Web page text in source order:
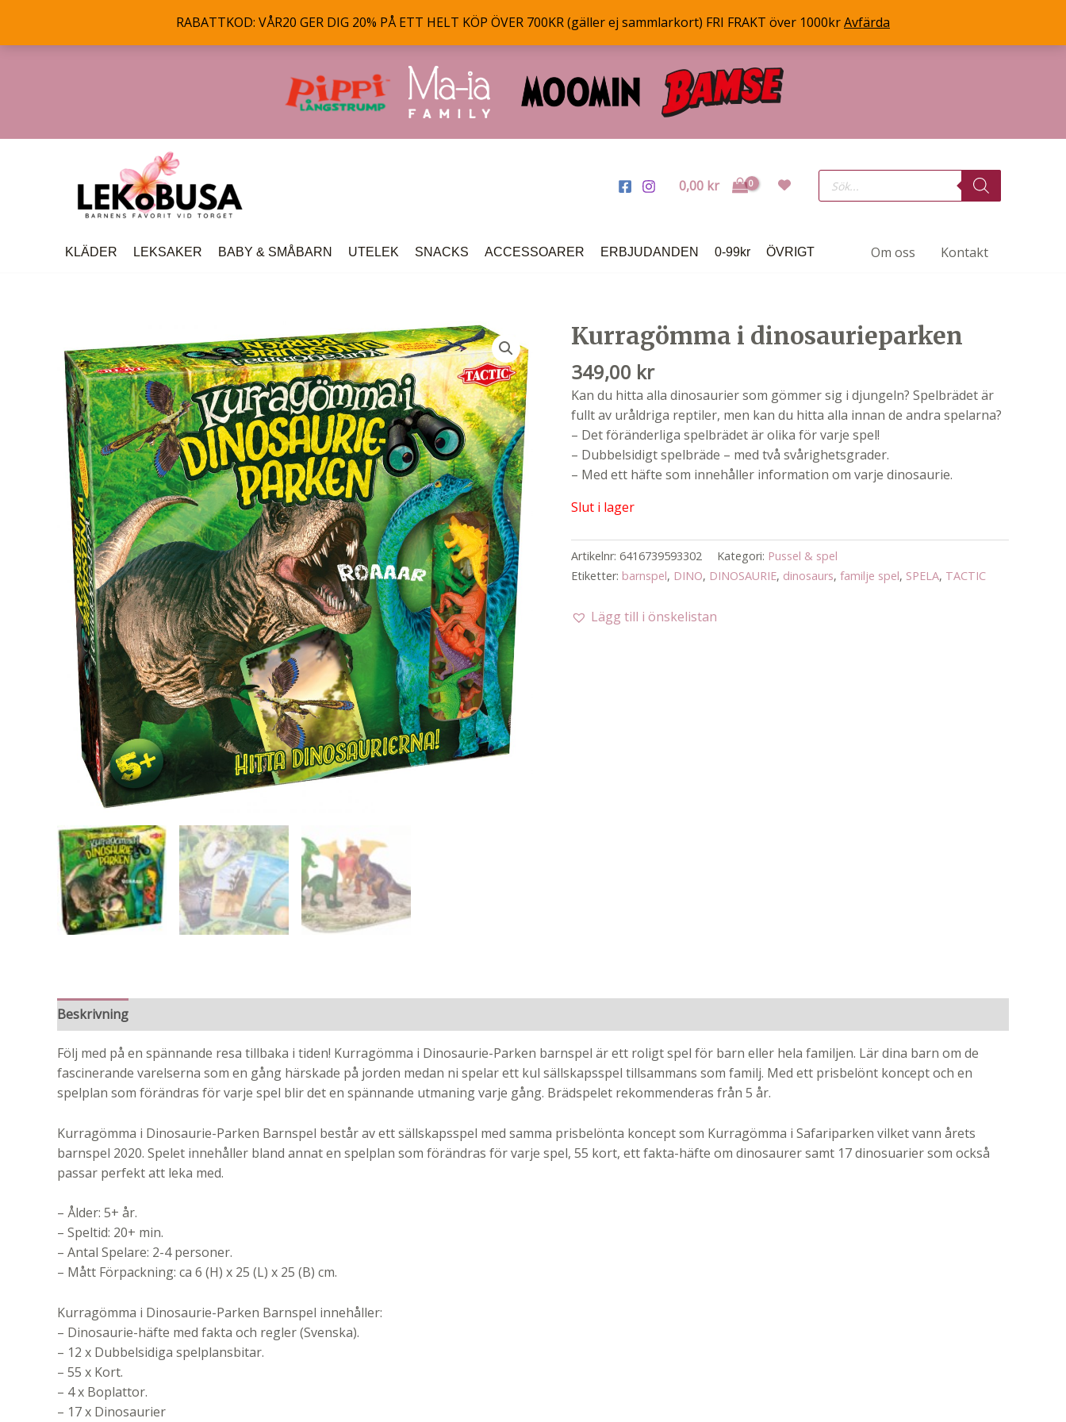
RABATTKOD: VÅR20 GER DIG 20% PÅ ETT HELT KÖP ÖVER 700KR (gäller ej sammlarkort) FRI FRAKT över 1000krAvfärda
0,00 kr
Products
search
KLÄDER LEKSAKER BABY & SMÅBARN UTELEK SNACKS ACCESSOARER ERBJUDANDEN 0-99kr ÖVRIGT Om oss Kontakt
Kurragömma i dinosaurieparken
349,00 kr
Kan du hitta alla dinosaurier som gömmer sig i djungeln? Spelbrädet är
fullt av uråldriga reptiler, men kan du hitta alla innan de andra spelarna?
– Det föränderliga spelbrädet är olika för varje spel!
– Dubbelsidigt spelbräde – med två svårighetsgrader.
– Med ett häfte som innehåller information om varje dinosaurie.
Slut i lager
Artikelnr: 6416739593302 Kategori: Pussel & spel
Etiketter: barnspel, DINO, DINOSAURIE, dinosaurs, familje spel, SPELA, TACTIC
Lägg till i önskelistan
Beskrivning
Följ med på en spännande resa tillbaka i tiden! Kurragömma i Dinosaurie-Parken barnspel är ett roligt spel för barn eller hela familjen. Lär dina barn om de
fascinerande varelserna som en gång härskade på jorden medan ni spelar ett kul sällskapsspel tillsammans som familj. Med ett prisbelönt koncept och en
spelplan som förändras för varje spel blir det en spännande utmaning varje gång. Brädspelet rekommenderas från 5 år.
Kurragömma i Dinosaurie-Parken Barnspel består av ett sällskapsspel med samma prisbelönta koncept som Kurragömma i Safariparken vilket vann årets
barnspel 2020. Spelet innehåller bland annat en spelplan som förändras för varje spel, 55 kort, ett fakta-häfte om dinosaurer samt 17 dinosuarier som också
passar perfekt att leka med.
– Ålder: 5+ år.
– Speltid: 20+ min.
– Antal Spelare: 2-4 personer.
– Mått Förpackning: ca 6 (H) x 25 (L) x 25 (B) cm.
Kurragömma i Dinosaurie-Parken Barnspel innehåller:
– Dinosaurie-häfte med fakta och regler (Svenska).
– 12 x Dubbelsidiga spelplansbitar.
– 55 x Kort.
– 4 x Boplattor.
– 17 x Dinosaurier